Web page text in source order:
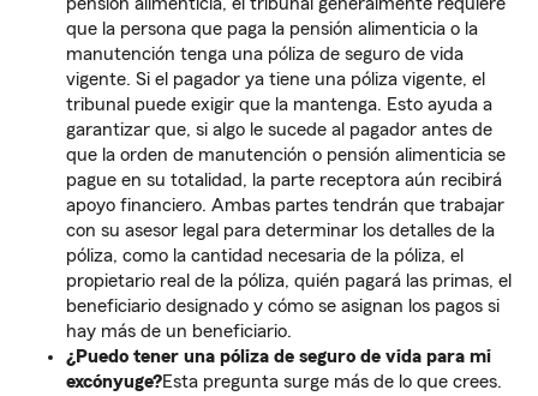
pensión alimenticia, el tribunal generalmente requiere
que la persona que paga la pensión alimenticia o la
manutención tenga una póliza de seguro de vida
vigente. Si el pagador ya tiene una póliza vigente, el
tribunal puede exigir que la mantenga. Esto ayuda a
garantizar que, si algo le sucede al pagador antes de
que la orden de manutención o pensión alimenticia se
pague en su totalidad, la parte receptora aún recibirá
apoyo financiero. Ambas partes tendrán que trabajar
con su asesor legal para determinar los detalles de la
póliza, como la cantidad necesaria de la póliza, el
propietario real de la póliza, quién pagará las primas, el
beneficiario designado y cómo se asignan los pagos si
hay más de un beneficiario.
¿Puedo tener una póliza de seguro de vida para mi
excónyuge?Esta pregunta surge más de lo que crees.